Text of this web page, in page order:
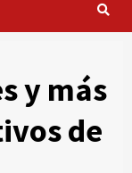
y más
de